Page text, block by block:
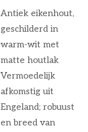
Antiek eikenhout,
geschilderd in
warm-wit met
matte houtlak
Vermoedelijk
afkomstig uit
Engeland; robuust
en breed van